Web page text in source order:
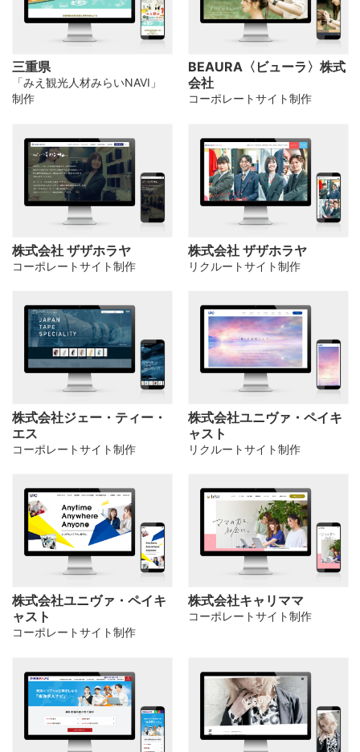
三重県
「みえ観光人材みらいNAVI」
制作
BEAURA〈ビューラ〉株式
会社
コーポレートサイト制作
株式会社 ザザホラヤ
コーポレートサイト制作
株式会社 ザザホラヤ
リクルートサイト制作
株式会社ジェー・ティー・
エス
コーポレートサイト制作
株式会社ユニヴァ・ペイキ
ャスト
リクルートサイト制作
株式会社ユニヴァ・ペイキ
ャスト
コーポレートサイト制作
株式会社キャリママ
コーポレートサイト制作